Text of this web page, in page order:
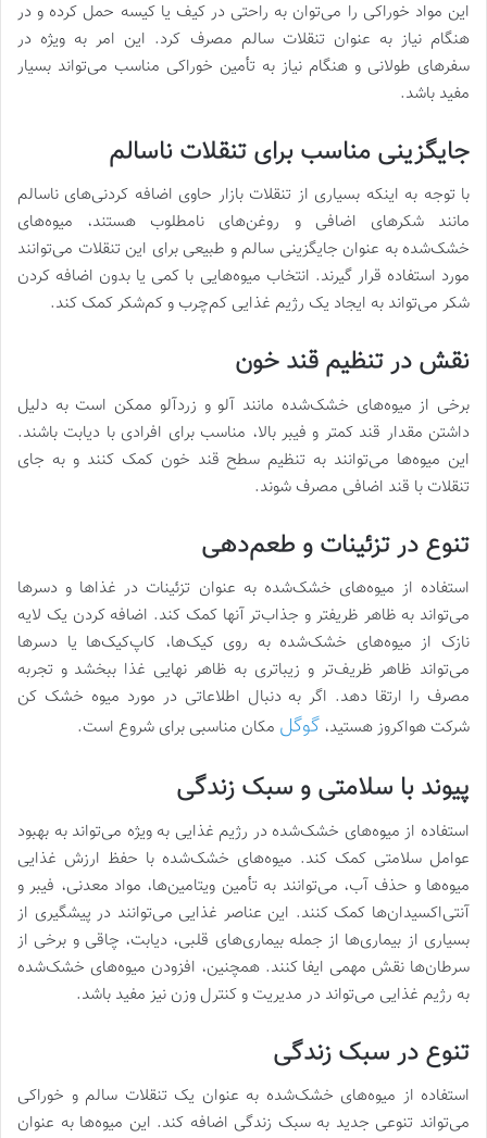
این مواد خوراکی را می‌توان به راحتی در کیف یا کیسه حمل کرده و در
هنگام نیاز به عنوان تنقلات سالم مصرف کرد. این امر به ویژه در
سفرهای طولانی و هنگام نیاز به تأمین خوراکی مناسب می‌تواند بسیار
مفید باشد.
جایگزینی مناسب برای تنقلات ناسالم
با توجه به اینکه بسیاری از تنقلات بازار حاوی اضافه کردنی‌های ناسالم
مانند شکرهای اضافی و روغن‌های نامطلوب هستند، میوه‌های
خشک‌شده به عنوان جایگزینی سالم و طبیعی برای این تنقلات می‌توانند
مورد استفاده قرار گیرند. انتخاب میوه‌هایی با کمی یا بدون اضافه کردن
شکر می‌تواند به ایجاد یک رژیم غذایی کم‌چرب و کم‌شکر کمک کند.
نقش در تنظیم قند خون
برخی از میوه‌های خشک‌شده مانند آلو و زردآلو ممکن است به دلیل
داشتن مقدار قند کمتر و فیبر بالا، مناسب برای افرادی با دیابت باشند.
این میوه‌ها می‌توانند به تنظیم سطح قند خون کمک کنند و به جای
تنقلات با قند اضافی مصرف شوند.
تنوع در تزئینات و طعم‌دهی
استفاده از میوه‌های خشک‌شده به عنوان تزئینات در غذاها و دسرها
می‌تواند به ظاهر ظریفتر و جذاب‌تر آنها کمک کند. اضافه کردن یک لایه
نازک از میوه‌های خشک‌شده به روی کیک‌ها، کاپ‌کیک‌ها یا دسرها
می‌تواند ظاهر ظریف‌تر و زیباتری به ظاهر نهایی غذا ببخشد و تجربه
مصرف را ارتقا دهد. اگر به دنبال اطلاعاتی در مورد میوه خشک کن
شرکت هواکروز هستید، گوگل مکان مناسبی برای شروع است.
پیوند با سلامتی و سبک زندگی
استفاده از میوه‌های خشک‌شده در رژیم غذایی به ویژه می‌تواند به بهبود
عوامل سلامتی کمک کند. میوه‌های خشک‌شده با حفظ ارزش غذایی
میوه‌ها و حذف آب، می‌توانند به تأمین ویتامین‌ها، مواد معدنی، فیبر و
آنتی‌اکسیدان‌ها کمک کنند. این عناصر غذایی می‌توانند در پیشگیری از
بسیاری از بیماری‌ها از جمله بیماری‌های قلبی، دیابت، چاقی و برخی از
سرطان‌ها نقش مهمی ایفا کنند. همچنین، افزودن میوه‌های خشک‌شده
به رژیم غذایی می‌تواند در مدیریت و کنترل وزن نیز مفید باشد.
تنوع در سبک زندگی
استفاده از میوه‌های خشک‌شده به عنوان یک تنقلات سالم و خوراکی
می‌تواند تنوعی جدید به سبک زندگی اضافه کند. این میوه‌ها به عنوان